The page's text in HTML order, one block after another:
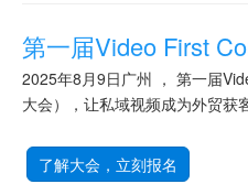
第一届Video First
2025年8月9日广州 ， 第一届
大会），让私域视频成为外贸获
了解大会，立刻报名